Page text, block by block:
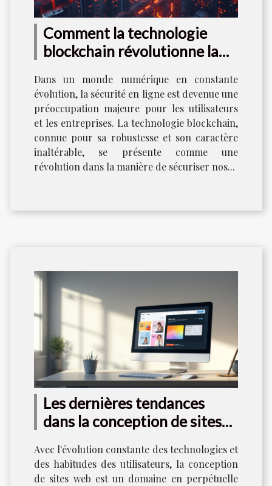
Comment la technologie
blockchain révolutionne la
Dans un monde numérique en constante
évolution, la sécurité en ligne est devenue une
préoccupation majeure pour les utilisateurs
et les entreprises. La technologie blockchain,
connue pour sa robustesse et son caractère
inaltérable, se présente comme une
révolution dans la manière de sécuriser nos...
Les dernières tendances
dans la conception de sites
Avec l'évolution constante des technologies et
des habitudes des utilisateurs, la conception
de sites web est un domaine en perpétuelle